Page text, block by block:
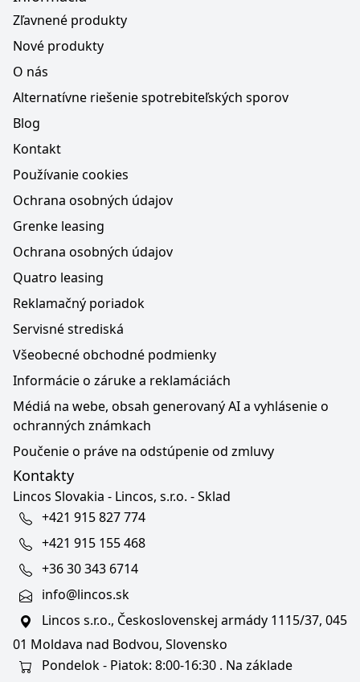
Zľavnené produkty
Nové produkty
O nás
Alternatívne riešenie spotrebiteľských sporov
Blog
Kontakt
Používanie cookies
Ochrana osobných údajov
Grenke leasing
Ochrana osobných údajov
Quatro leasing
Reklamačný poriadok
Servisné strediská
Všeobecné obchodné podmienky
Informácie o záruke a reklamáciách
Médiá na webe, obsah generovaný AI a vyhlásenie o
ochranných známkach
Poučenie o práve na odstúpenie od zmluvy
Kontakty
Lincos Slovakia - Lincos, s.r.o. - Sklad
+421 915 827 774
+421 915 155 468
+36 30 343 6714
info@lincos.sk
Lincos s.r.o., Československej armády 1115/37, 045
01 Moldava nad Bodvou, Slovensko
Pondelok - Piatok: 8:00-16:30 . Na základe